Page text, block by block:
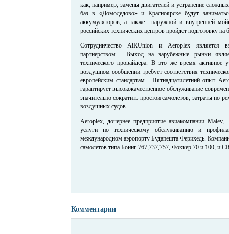
как, например, замены двигателей и устранение
баз в «Домодедово» и Красноярске будут
аккумуляторов, а также наружной и внутренней
российских технических центров пройдет подготовку на
Сотрудничество AiRUnion и Aeroplex является
партнерством. Выход на зарубежные рынки
технического провайдера. В это же время активное
воздушном сообщении требует соответствия
европейским стандартам. Пятнадцатилетний опыт
гарантирует высококачественное обслуживание
значительно сократить простои самолетов, затраты по
воздушных судов.
Aeroplex, дочернее предприятие авиакомпании
услуги по техническому обслуживанию и
международном аэропорту Будапешта Ферихедь.
самолетов типа Боинг 767,737,757, Фоккер 70 и 100, и
Комментарии